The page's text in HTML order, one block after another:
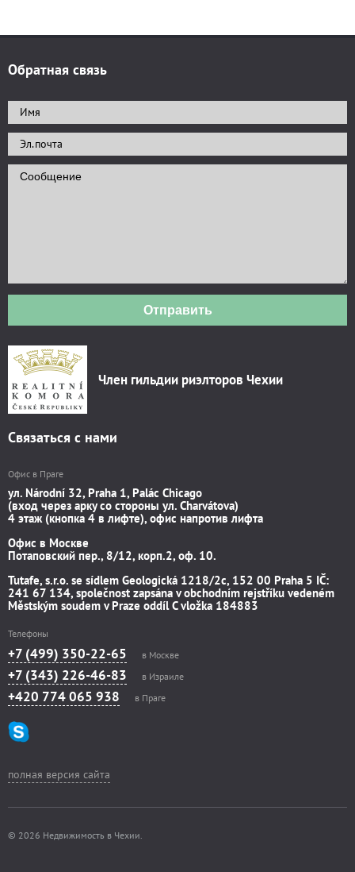
Обратная связь
Отправить
Член гильдии риэлторов Чехии
Связаться с нами
Офис в Праге
ул. Národní 32, Praha 1, Palác Chicago
(вход через арку со стороны ул. Charvátova)
4 этаж (кнопка 4 в лифте), офис напротив лифта
Офис в Москве
Потаповский пер., 8/12, корп.2, оф. 10.
Tutafe, s.r.o. se sídlem Geologická 1218/2c, 152 00 Praha 5 IČ:
241 67 134, společnost zapsána v obchodním rejstříku vedeném
Městským soudem v Praze oddíl C vložka 184883
Телефоны
+7 (499) 350-22-65 в Москве
+7 (343) 226-46-83 в Израиле
+420 774 065 938 в Праге
полная версия сайта
© 2026 Недвижимость в Чехии.